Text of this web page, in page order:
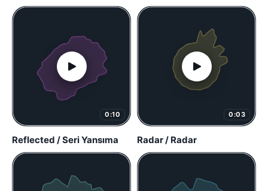
0:10
Reflected / Seri Yansıma
0:03
Radar / Radar